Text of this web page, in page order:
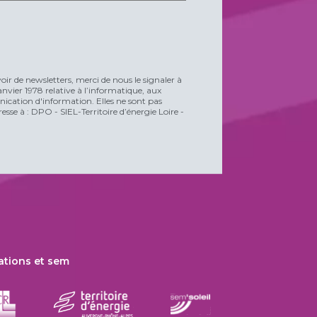
de newsletters, merci de nous le signaler à
1978 relative à l’informatique, aux
d'information. Elles ne sont pas
à : DPO - SIEL-Territoire d’énergie Loire -
et sem